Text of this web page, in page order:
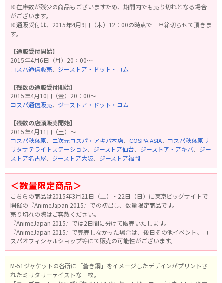
※在庫数が残少の商品もございますため、期間内でも売り切れとなる場合
がございます。
※通販受付は、2015年4月9日（木）12：00の時点で一旦締切らせて頂きま
す。
【通販受付開始】
2015年4月6日（月）20：00～
コスパ通信販売、 ジーストア・ドット・コム
【残数の通販受付開始】
2015年4月10日（金）20：00～
コスパ通信販売、 ジーストア・ドット・コム
【残数の店頭販売開始】
2015年4月11日（土）～
コスパ秋葉原、 二次元コスパ・アキバ本店、 COSPA ASIA、 コスパ秋葉原 ナ
リタサテライトステーション、 ジーストア仙台、 ジーストア・アキバ、 ジー
ストア名古屋、 ジーストア大阪、 ジーストア福岡
＜数量限定商品＞
こちらの商品は2015年3月21日（土）・22日（日）に東京ビッグサイトで
開催の『AnimeJapan 2015』での初出し、数量限定商品です。
売り切れの際はご容赦ください。
『AnimeJapan 2015』では2日間に分けて販売いたします。
『AnimeJapan 2015』で完売しなかった場合は、後日その他イベント、コ
スパオフィシャルショップ等にて販売の可能性がございます。
M-51ジャケットの各所に「蒼き鋼」をイメージしたデザインがプリントさ
れたミリタリーテイストな一枚。